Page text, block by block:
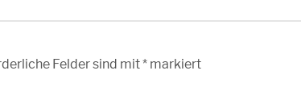
Felder sind mit* markiert